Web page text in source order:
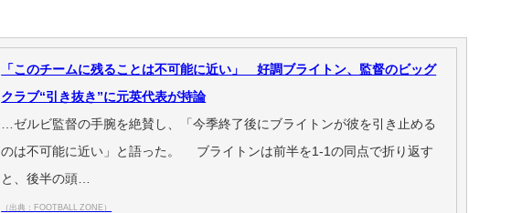
「このチームに残ることは不可能に近い」 好調ブライトン、監督のビッグ
クラブ“引き抜き”に元英代表が持論
…ゼルビ監督の手腕を絶賛し、「今季終了後にブライトンが彼を引き止める
のは不可能に近い」と語った。 ブライトンは前半を1-1の同点で折り返す
と、後半の頭…
（出典：FOOTBALL ZONE）